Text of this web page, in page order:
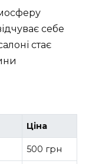
себе
стає
Ціна
500 грн